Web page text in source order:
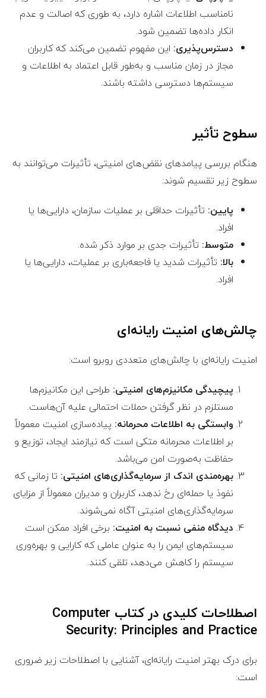
نامناسب اطلاعات اشاره دارد، به طوری که اصالت و عدم
انکار داده‌ها تضمین شود.
دسترس‌پذیری: این مفهوم تضمین می‌کند که کاربران
مجاز در زمان مناسب و به‌طور قابل اعتماد به اطلاعات و
سیستم‌ها دسترسی داشته باشند.
سطوح تأثیر
هنگام بررسی پیامدهای نقض‌های امنیتی، تأثیرات می‌توانند به
سطوح زیر تقسیم شوند:
پایین: تأثیرات حداقلی بر عملیات سازمان، دارایی‌ها یا
افراد.
متوسط: تأثیرات جدی بر موارد ذکر شده.
بالا: تأثیرات شدید یا فاجعه‌باری بر عملیات، دارایی‌ها یا
افراد.
چالش‌های امنیت رایانه‌ای
امنیت رایانه‌ای با چالش‌های متعددی روبرو است:
پیچیدگی مکانیزم‌های امنیتی: طراحی این مکانیزم‌ها
مستلزم در نظر گرفتن حملات احتمالی علیه آن‌هاست.
وابستگی به اطلاعات محرمانه: پیاده‌سازی امنیت معمولاً
بر اطلاعات محرمانه متکی است که نیازمند ایجاد، توزیع و
حفاظت به‌صورت امن می‌باشد.
بهره‌مندی اندک از سرمایه‌گذاری‌های امنیتی: تا زمانی که
نفوذ یا حمله‌ای رخ ندهد، کاربران و مدیران معمولاً از مزایای
سرمایه‌گذاری‌های امنیتی آگاه نمی‌شوند.
دیدگاه منفی نسبت به امنیت: برخی افراد ممکن است
سیستم‌های ایمن را به عنوان عاملی که کارایی و بهره‌وری
سیستم را کاهش می‌دهد، تلقی کنند.
اصطلاحات کلیدی در کتاب Computer
Security: Principles and Practice
برای درک بهتر امنیت رایانه‌ای، آشنایی با اصطلاحات زیر ضروری
است: